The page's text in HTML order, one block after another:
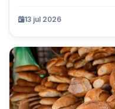
13 jul 2026